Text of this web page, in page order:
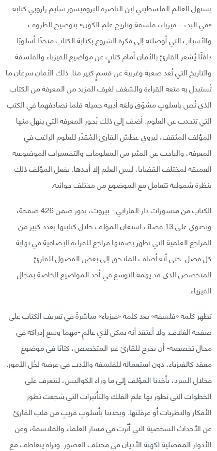
يستهل العالم الفلسطيني ابن الناصرة البروفيسور سليم زاروبي كتابه
«في البدء – فيزياء، فلسفة وتاريخ علم الكون» بتوضيح الظروف
والأسباب التي أوصلته إلى فكرة الشروع بكتابة الكتاب متخذًا أسلوبًا
دافئًا يُشعر القارئ بالأمان أمام كتابٍ عن مواضيع الفيزياء والفلسفة
والتاريخ التي تُعد صعبة وغريبة عن قسمٍ كبير منا. ذلك الأمان سرعان ما
تُستبدل به متعة القراءة والشغف لغرف المزيد من المعرفة من الكتاب
الذي نُص بأسلوبٍ مشوّق ولغة أدبية جميلة قلما نصادفهما في الكتب
التي تتحدث عن العلوم. أضف إلى ذلك بُحور المعرفة التي ينهل منها
المؤلف المثقف، ليروي عطش القارئ المُقدِّر للعلوم الراغب في
المعرفة، والباحث عن المثير من المعلومات والتفسيرات الموضوعية
العميقة لمختلف القضايا، ليس العلم إلا أحدها. يفعل المؤلف ذلك
بنظرة شمولية تتعامل مع الموضوع من مختلف جوانبه.
الكتاب من منشورات دار الفارابي - بيروت، يدور ضمن 426 صفحة،
ويحتوي على 13 فصلًا، استعان المؤلف خلال كتابتها بعدد كبير من
المراجع العلمية التي تظهر بصفتها مراجع للقراءة الإضافية في نهاية
كل فصل. حتى أنه أضاف الملاحق إلى بعض الفصول للقارئ
المتخصص الذي قد يهمه التوسع في أحد المواضيع الخاصة بمجال
الفيزياء.
تظهر كلمة «فلسفة» بعد كلمة «فيزياء» مباشرةً في تعريف الكتاب على
صفحة الغلاف. ولا أعتقد أنه يمكن لأي عالمٍ -مهما وسع إدراكه في
مجال تخصصه- أن يخرج للقارئ غير المتخصص، كتابًا في موضوع
معقد كالفيزياء، دون استعماله للفلسفة والأدب في عرضه لجُل الأمور.
فخلال السرد، يأخذنا المؤلف إلى ما وراء الكواليس، لنتعرف على
الخطوات التي تطور بها علم الفلك والتأثيرات التي شجعت تطور
الأفكار والنظريات أو عرقلتها. ويحدثنا بأسلوبٍ قريبٍ من قلب القارئ
عن الأحداث الشخصية التي أثّرت في مسار العلماء والفلاسفة، وعن
الأدوار المفصلية لكهنة الأديان في مختلف العصور. وتراه يتعاطف مع